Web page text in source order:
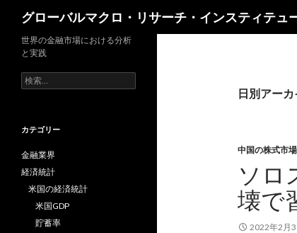
グローバルマクロ・リサーチ・インスティテュ
日別アー
中国の株式市場
ソロ
壊で
2022年2月3
世界の金融市場における分析
と実践
検
索:
カテゴリー
金融業界
経済統計
米国の経済統計
米国GDP
貯蓄率